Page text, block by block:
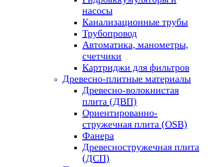
насосы
Канализационные трубы
Трубопровод
Автоматика, манометры,
счетчики
Картриджи для фильтров
Древесно-плитные материалы
Древесно-волокнистая
плита (ДВП)
Ориентированно-
стружечная плита (OSB)
Фанера
Древесностружечная плита
(ДСП)